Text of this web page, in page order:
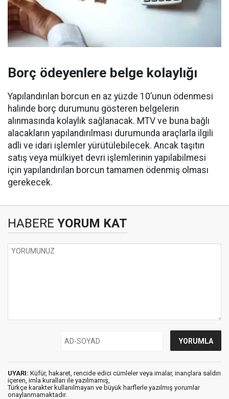
Borç ödeyenlere belge kolaylığı
Yapılandırılan borcun en az yüzde 10’unun ödenmesi
halinde borç durumunu gösteren belgelerin
alınmasında kolaylık sağlanacak. MTV ve buna bağlı
alacakların yapılandırılması durumunda araçlarla ilgili
adli ve idari işlemler yürütülebilecek. Ancak taşıtın
satış veya mülkiyet devri işlemlerinin yapılabilmesi
için yapılandırılan borcun tamamen ödenmiş olması
gerekecek.
HABERE YORUM KAT
UYARI: Küfür, hakaret, rencide edici cümleler veya imalar, inançlara saldırı
içeren, imla kuralları ile yazılmamış,
Türkçe karakter kullanılmayan ve büyük harflerle yazılmış yorumlar
onaylanmamaktadır.